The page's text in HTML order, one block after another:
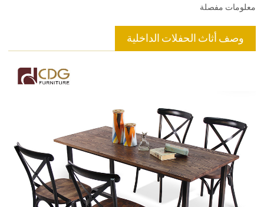
معلومات مفصلة
وصف أثاث الحفلات الداخلية